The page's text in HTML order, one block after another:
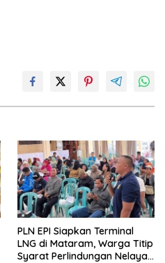
PLN EPI Siapkan Terminal
LNG di Mataram, Warga Titip
Syarat Perlindungan Nelayan